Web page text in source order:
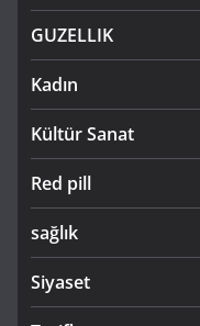
GUZELLIK
Kadın
Kültür Sanat
Red pill
sağlık
Siyaset